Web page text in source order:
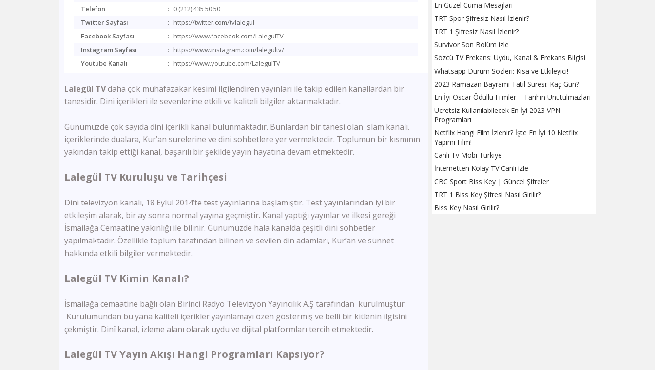
TBMM Tv
Tele1
KRT Tv
A Spor
Bein Sports Haber
TJK Tv
TRT Çocuk
Cartoon Network
Minika GO
En Güzel Cuma Mesajları
TRT Spor Şifresiz Nasıl İzlenir?
TRT 1 Şifresiz Nasıl İzlenir?
Survivor Son Bölüm izle
Sözcü TV Frekans: Uydu, Kanal & Frekans Bilgisi
Whatsapp Durum Sözleri: Kısa ve Etkileyici!
2023 Ramazan Bayramı Tatil Süresi: Kaç Gün?
En İyi Oscar Ödüllü Filmler | Tarihin Unutulmazları
Ücretsiz Kullanılabilecek En İyi 2023 VPN
Programları
Netflix Hangi Film İzlenir? İşte En İyi 10 Netflix
Yapımı Film!
Canlı Tv Mobi Türkiye
İnternetten Kolay TV Canlı izle
CBC Sport Biss Key | Güncel Şifreler
TRT 1 Biss Key Şifresi Nasıl Girilir?
Biss Key Nasıl Girilir?
Telefon
:
0 (212) 435 50 50
Twitter Sayfası
:
https://twitter.com/tvlalegul
Facebook Sayfası
:
https://www.facebook.com/LalegulTV
Instagram Sayfası
:
https://www.instagram.com/lalegultv/
Youtube Kanalı
: https://www.youtube.com/LalegulTV
Lalegül TVdaha çok muhafazakar kesimi ilgilendiren yayınları ile takip edilen kanallardan bir
tanesidir. Dini içerikleri ile sevenlerine etkili ve kaliteli bilgiler aktarmaktadır.
Günümüzde çok sayıda dini içerikli kanal bulunmaktadır. Bunlardan bir tanesi olan İslam kanalı,
içeriklerinde dualara, Kur’an surelerine ve dini sohbetlere yer vermektedir. Toplumun bir kısmının
yakından takip ettiği kanal, başarılı bir şekilde yayın hayatına devam etmektedir.
Lalegül TV Kuruluşu ve Tarihçesi
Dini televizyon kanalı, 18 Eylül 2014’te test yayınlarına başlamıştır. Test yayınlarından iyi bir
etkileşim alarak, bir ay sonra normal yayına geçmiştir. Kanal yaptığı yayınlar ve ilkesi gereği
İsmailağa Cemaatine yakınlığı ile bilinir. Günümüzde hala kanalda çeşitli dini sohbetler
yapılmaktadır. Özellikle toplum tarafından bilinen ve sevilen din adamları, Kur’an ve sünnet
hakkında etkili bilgiler vermektedir.
Lalegül TV Kimin Kanalı?
İsmailağa cemaatine bağlı olan Birinci Radyo Televizyon Yayıncılık A.Ş tarafından kurulmuştur.
Kurulumundan bu yana kaliteli içerikler yayınlamayı özen göstermiş ve belli bir kitlenin ilgisini
çekmiştir. Dinî kanal, izleme alanı olarak uydu ve dijital platformları tercih etmektedir.
Lalegül TV Yayın Akışı Hangi Programları Kapsıyor?